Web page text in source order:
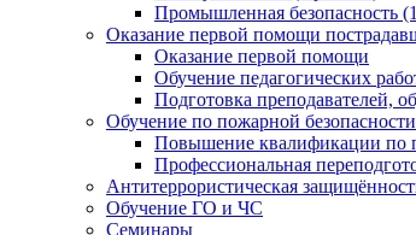
Промышленная безопасность
Оказание первой помощи
Оказание первой помощи
Обучение педагогических
Подготовка преподавателей,
Обучение по пожарной безопасности
Повышение квалификации по
Профессиональная
Антитеррористическая
Обучение ГО и ЧС
Семинары